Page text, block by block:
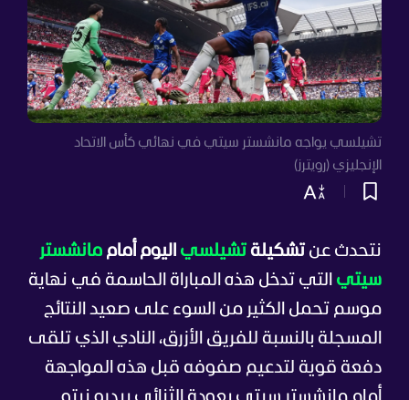
تشيلسي يواجه مانشستر سيتي في نهائي كأس الاتحاد
الإنجليزي (رويترز)
نتحدث عن تشكيلة تشيلسي اليوم أمام مانشستر
سيتي التي تدخل هذه المباراة الحاسمة في نهاية
موسم تحمل الكثير من السوء على صعيد النتائج
المسجلة بالنسبة للفريق الأزرق، النادي الذي تلقى
دفعة قوية لتدعيم صفوفه قبل هذه المواجهة